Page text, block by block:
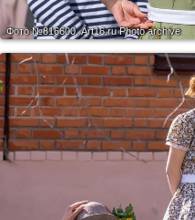
Фото №816600.Art16.ru Photo archive